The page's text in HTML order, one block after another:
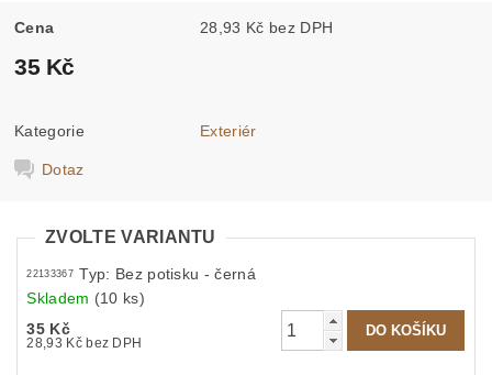
Cena 28,93 Kč bez DPH
35 Kč
Kategorie Exteriér
Dotaz
ZVOLTE VARIANTU
22133367 Typ: Bez potisku - černá
Skladem (10 ks)
35 Kč
28,93 Kč bez DPH